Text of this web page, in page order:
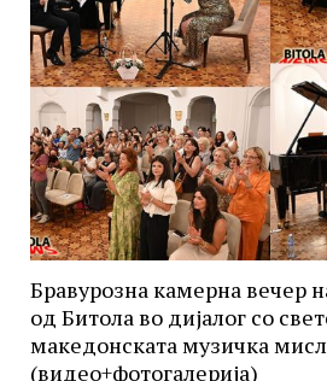
Бравурозна камерна вечер
од Битола во дијалог со
македонската музичка
(видео+фотогалерија)